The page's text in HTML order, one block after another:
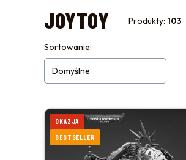
JOYTOY Produkty: 103
LISTA PRODUKTÓW
Sortowanie:
Domyślne
OKAZJA
BESTSELLER